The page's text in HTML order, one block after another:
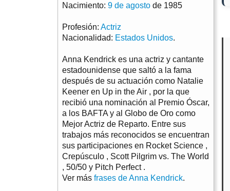
Nacimiento: 9 de agosto de 1985
Profesión: Actriz
Nacionalidad: Estados Unidos.
Anna Kendrick es una actriz y cantante
estadounidense que saltó a la fama
después de su actuación como Natalie
Keener en Up in the Air , por la que
recibió una nominación al Premio Óscar,
a los BAFTA y al Globo de Oro como
Mejor Actriz de Reparto. Entre sus
trabajos más reconocidos se encuentran
sus participaciones en Rocket Science ,
Crepúsculo , Scott Pilgrim vs. The World
, 50/50 y Pitch Perfect .
Ver más frases de Anna Kendrick.